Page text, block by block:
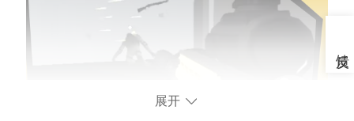
展开